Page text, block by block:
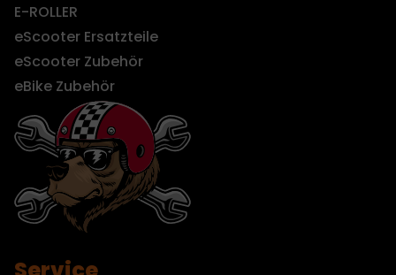
E-ROLLER
eScooter Ersatzteile
eScooter Zubehör
eBike Zubehör